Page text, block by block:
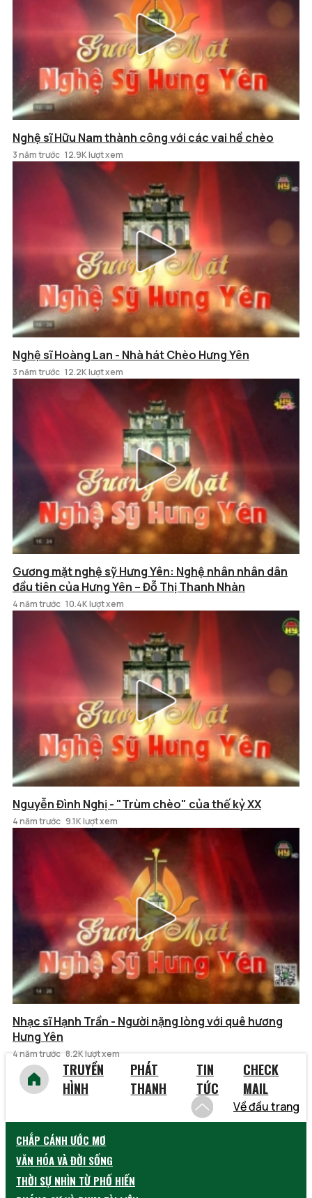
Nghệ sĩ Hữu Nam thành công với các vai hề chèo
3 năm trước 12.9K lượt xem
Nghệ sĩ Hoàng Lan - Nhà hát Chèo Hưng Yên
3 năm trước 12.2K lượt xem
Gương mặt nghệ sỹ Hưng Yên: Nghệ nhân nhân dân
đầu tiên của Hưng Yên – Đỗ Thị Thanh Nhàn
4 năm trước 10.4K lượt xem
Nguyễn Đình Nghị - "Trùm chèo" của thế kỷ XX
4 năm trước 9.1K lượt xem
Nhạc sĩ Hạnh Trần - Người nặng lòng với quê hương
Hưng Yên
4 năm trước 8.2K lượt xem
TRUYỀN
HÌNH
PHÁT
THANH
TIN
TỨC
CHECK
MAIL
Về đầu trang
CHẮP CÁNH ƯỚC MƠ
VĂN HÓA VÀ ĐỜI SỐNG
THỜI SỰ NHÌN TỪ PHỐ HIẾN